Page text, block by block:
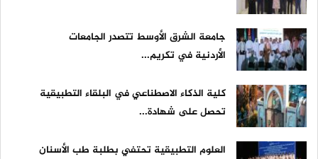
جامعة الشرق الأوسط تتصدر الجامعات
الأردنية في تكريم...
كلية الذكاء الاصطناعي في البلقاء التطبيقية
تحصل على شهادة...
العلوم التطبيقية تحتفي بطلبة طب الأسنان